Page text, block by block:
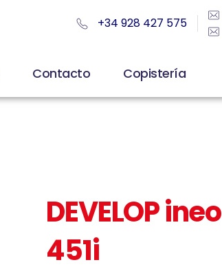
+34 928 427 575
Contacto Copistería
DEVELOP ineo
451i